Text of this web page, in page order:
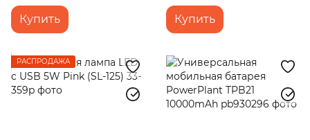
Купить Купить
РАСПРОДАЖА